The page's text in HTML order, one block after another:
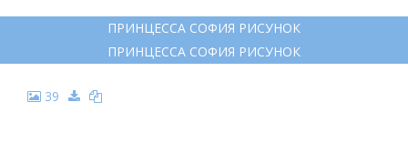
ПРИНЦЕССА СОФИЯ РИСУНОК
ПРИНЦЕССА СОФИЯ РИСУНОК
39